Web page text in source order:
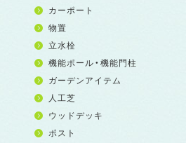
カーポート
物置
立水栓
機能ポール・機能門柱
ガーデンアイテム
人工芝
ウッドデッキ
ポスト